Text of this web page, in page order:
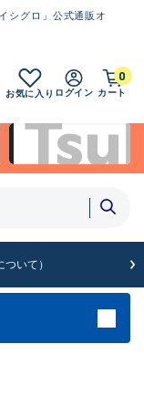
シグロ」公式通販オ
お気に入り ログイン カート
0
いて）
SA
カー問屋から仕
品）
置き傷が付いている
ない極上品